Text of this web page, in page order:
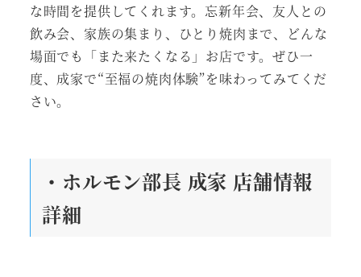
な時間を提供してくれます。忘新年会、友人との
飲み会、家族の集まり、ひとり焼肉まで、どんな
場面でも「また来たくなる」お店です。ぜひ一
度、成家で“至福の焼肉体験”を味わってみてくだ
さい。
・ホルモン部長 成家 店舗情報
詳細